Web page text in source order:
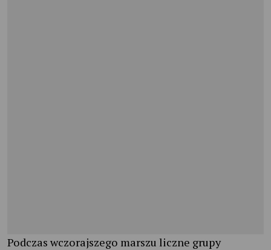
Podczas wczorajszego marszu liczne grupy